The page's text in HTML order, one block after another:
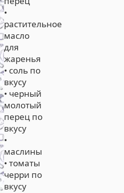
•
растительное
масло
для
жаренья
• соль по
вкусу
• черный
молотый
перец по
вкусу
•
маслины
• томаты
черри по
вкусу